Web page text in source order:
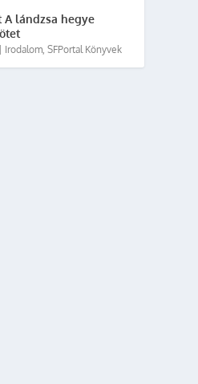
A lándzsa hegye
Irodalom,SFPortal Könyvek